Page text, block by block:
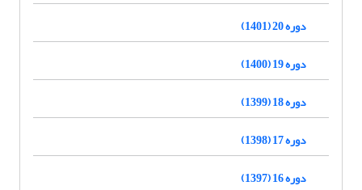
دوره 20 (1401)
دوره 19 (1400)
دوره 18 (1399)
دوره 17 (1398)
دوره 16 (1397)